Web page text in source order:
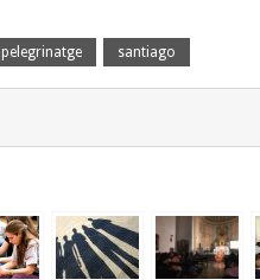
pelegrinatge santiago